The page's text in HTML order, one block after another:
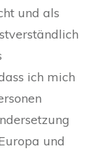
und als
ich mich
und